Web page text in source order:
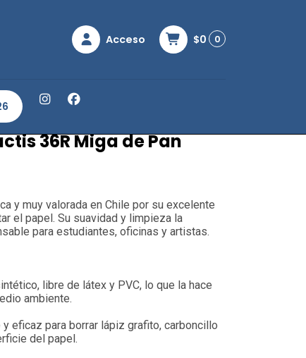
Acceso $0 0
de Pan para Lápiz
36R Miga de Pan
y muy valorada en Chile por su excelente
el papel. Su suavidad y limpieza la
para estudiantes, oficinas y artistas.
libre de látex y PVC, lo que la hace
ambiente.
y eficaz para borrar lápiz grafito, carboncillo
del papel.